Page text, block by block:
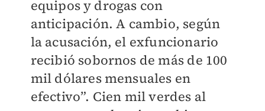
equipos y drogas con
anticipación. A cambio, según
la acusación, el exfuncionario
recibió sobornos de más de 100
mil dólares mensuales en
efectivo”. Cien mil verdes al